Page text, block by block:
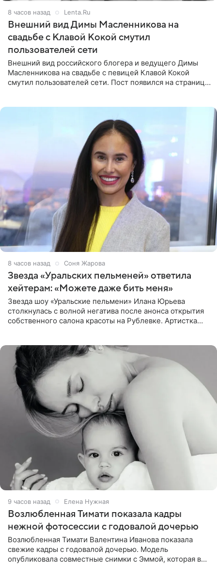
8 часов назад Lenta.Ru
Внешний вид Димы Масленникова на
свадьбе с Клавой Кокой смутил
пользователей сети
Внешний вид российского блогера и ведущего Димы
Масленникова на свадьбе с певицей Клавой Кокой
смутил пользователей сети. Пост появился на странице
9 часов назад Соня Жарова
Звезда «Уральских пельменей» ответила
хейтерам: «Можете даже бить меня»
Звезда шоу «Уральские пельмени» Илана Юрьева
столкнулась с волной негатива после анонса открытия
собственного салона красоты на Рублевке. Артистка
9 часов назад Елена Нужная
Возлюбленная Тимати показала кадры
нежной фотосессии с годовалой дочерью
Возлюбленная Тимати Валентина Иванова показала
свежие кадры с годовалой дочерью. Модель
опубликовала совместные снимки с Эммой, которая в